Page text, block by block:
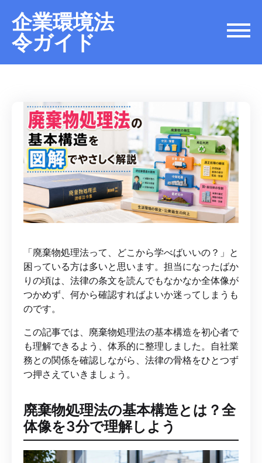
企業環境法
令ガイド
「廃棄物処理法って、どこから学べばいいの？」と
困っている方は多いと思います。担当になったばか
りの頃は、法律の条文を読んでもなかなか全体像が
つかめず、何から確認すればよいか迷ってしまうも
のです。
この記事では、廃棄物処理法の基本構造を初心者で
も理解できるよう、体系的に整理しました。自社業
務との関係を確認しながら、法律の骨格をひとつず
つ押さえていきましょう。
廃棄物処理法の基本構造とは？全
体像を3分で理解しよう